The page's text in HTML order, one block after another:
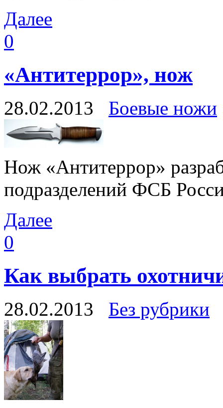
Далее
0
«Антитеррор», нож
28.02.2013 Боевые ножи
Нож «Антитеррор»
подразделений ФСБ
Далее
0
Как выбрать
28.02.2013 Без рубрики